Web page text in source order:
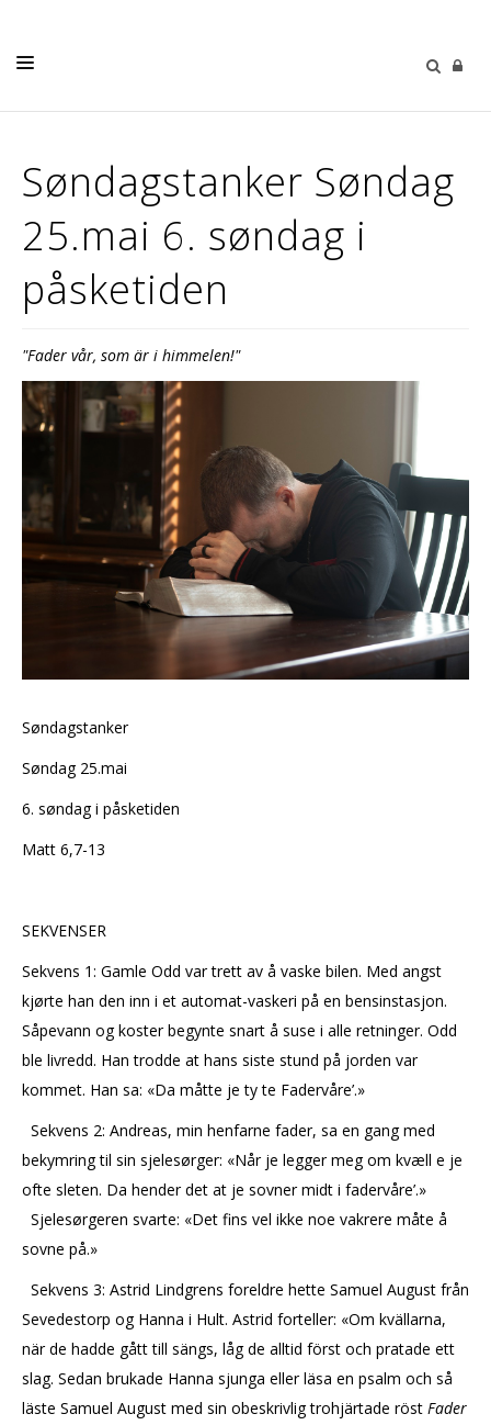
BARN OG UNGE
MUSIKK & KULTUR
MENIGHETENE
MENIGHETSBLAD
OM OSS
Søndagstanker Søndag
25.mai 6. søndag i
påsketiden
"Fader vår, som är i himmelen!"
Søndagstanker
Søndag 25.mai
6. søndag i påsketiden
Matt 6,7-13
SEKVENSER
Sekvens 1: Gamle Odd var trett av å vaske bilen. Med angst
kjørte han den inn i et automat-vaskeri på en bensinstasjon.
Såpevann og koster begynte snart å suse i alle retninger. Odd
ble livredd. Han trodde at hans siste stund på jorden var
kommet. Han sa: «Da måtte je ty te Fadervåre’.»
Sekvens 2: Andreas, min henfarne fader, sa en gang med
bekymring til sin sjelesørger: «Når je legger meg om kvæll e je
ofte sleten. Da hender det at je sovner midt i fadervåre’.»
Sjelesørgeren svarte: «Det fins vel ikke noe vakrere måte å
sovne på.»
Sekvens 3: Astrid Lindgrens foreldre hette Samuel August från
Sevedestorp og Hanna i Hult. Astrid forteller: «Om kvällarna,
när de hadde gått till sängs, låg de alltid först och pratade ett
slag. Sedan brukade Hanna sjunga eller läsa en psalm och så
läste Samuel August med sin obeskrivlig trohjärtade röst Fader